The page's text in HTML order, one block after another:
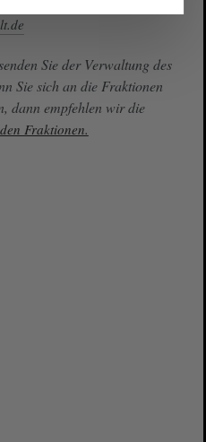
Sie der Verwaltung des
Sie sich an die Fraktionen
dann empfehlen wir die
Fraktionen.